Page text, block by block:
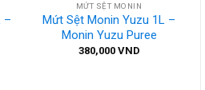
–
MỨT SỆT MONIN
Mứt Sệt Monin Yuzu 1L –
Monin Yuzu Puree
380,000 VND